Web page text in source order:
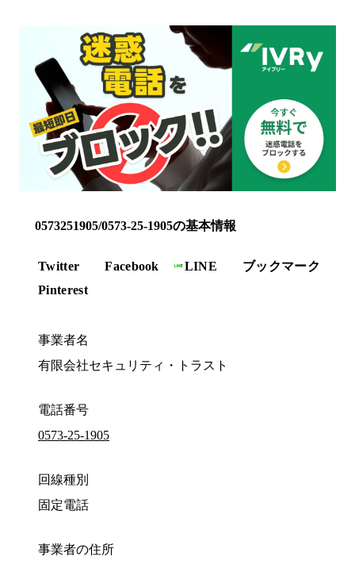
0573251905/0573-25-1905の基本情報
Twitter Facebook LINE
ブックマーク
Pinterest
事業者名
有限会社セキュリティ・トラスト
電話番号
0573-25-1905
回線種別
固定電話
事業者の住所